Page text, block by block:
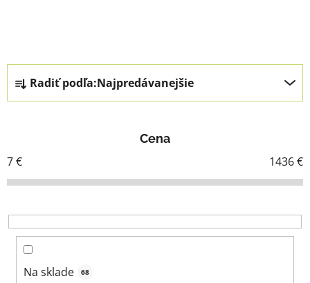
a
d
i
e
r
o
Radiť podľa:Najpredávanejšie
Cena
7€ 1436€
Na sklade 68